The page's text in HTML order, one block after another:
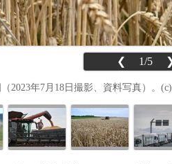
❮ 1/5
2023年7月18日撮影、資料写真）。